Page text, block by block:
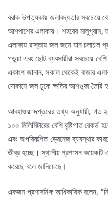
বরাক উপত্যকায় জলাবদ্ধতার সবচেয়ে
আশপাশের এলাকায়। শহরের মালুগ্রাম,
এলাকায় রাস্তায় জল জমে যান চলাচল
পড়ুয়া এবং ছোট ব্যবসায়ীরা সবচেয়ে
একাংশ জানান, সকাল থেকেই বাজার
দোকানে জল ঢুকে ক্ষতির আশঙ্কা তৈরি
আবহাওয়া দপ্তরের তথ্য অনুযায়ী, গত
১০০ মিলিমিটারের বেশি বৃষ্টিপাত
এবং অপরিকল্পিত ড্রেনেজ ব্যবস্থার
তীব্র হচ্ছে। স্থানীয় প্রশাসন
করেছে বলে জানিয়েছে।
একজন প্রশাসনিক আধিকারিক বলেন,